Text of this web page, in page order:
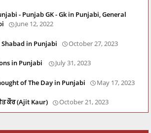
- Punjab GK - Gk in Punjabi, General
June 12, 2022
in Punjabi October 27, 2023
in Punjabi July 31, 2023
of The Day in Punjabi May 17, 2023
ਕੌਰ (Ajit Kaur) October 21, 2023